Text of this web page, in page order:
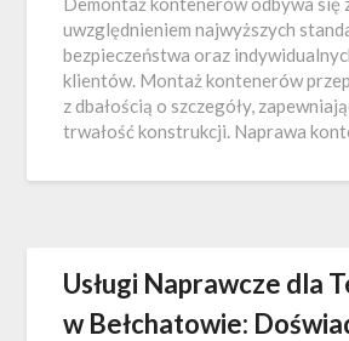
uwzględnieniem najwyższych
bezpieczeństwa oraz
klientów. Montaż kontenerów
z dbałością o szczegóły,
trwałość konstrukcji. Naprawa
Usługi Naprawcze dla
w Bełchatowie: